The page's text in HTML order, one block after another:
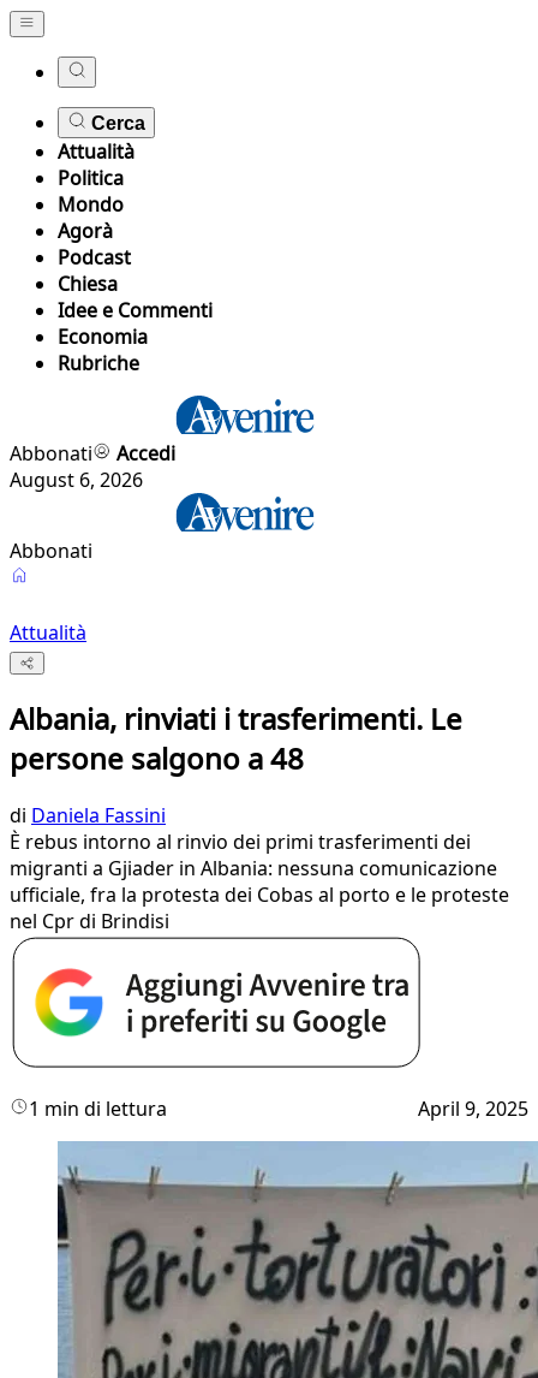
Cerca
Attualità
Politica
Mondo
Agorà
Podcast
Chiesa
Idee e Commenti
Economia
Rubriche
Abbonati
Accedi
August 6, 2026
Abbonati
Attualità
Albania, rinviati i trasferimenti. Le
persone salgono a 48
di Daniela Fassini
È rebus intorno al rinvio dei primi trasferimenti dei
migranti a Gjiader in Albania: nessuna comunicazione
ufficiale, fra la protesta dei Cobas al porto e le proteste
nel Cpr di Brindisi
1 min di lettura April 9, 2025